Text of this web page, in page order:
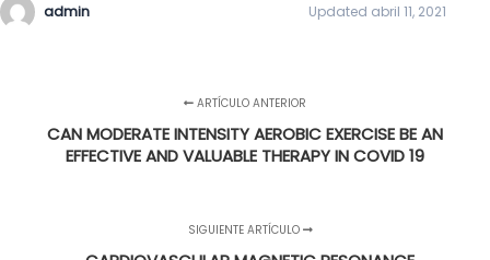
admin Updated abril 11, 2021
ARTÍCULO ANTERIOR
CAN MODERATE INTENSITY AEROBIC EXERCISE BE AN
EFFECTIVE AND VALUABLE THERAPY IN COVID 19
SIGUIENTE ARTÍCULO